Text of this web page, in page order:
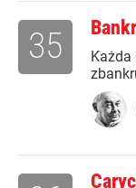
Każda
35